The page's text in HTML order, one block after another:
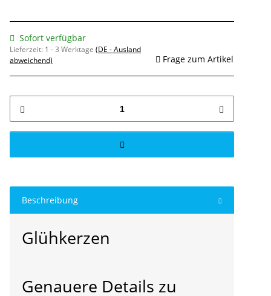
Sofort verfügbar
Lieferzeit: 1 - 3 Werktage (DE - Ausland
abweichend)
Frage zum Artikel
Beschreibung
Glühkerzen
Genauere Details zu